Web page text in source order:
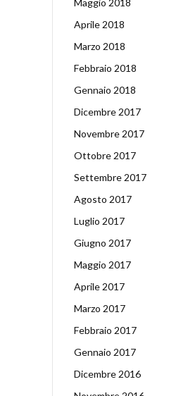
Maggio 2018
Aprile 2018
Marzo 2018
Febbraio 2018
Gennaio 2018
Dicembre 2017
Novembre 2017
Ottobre 2017
Settembre 2017
Agosto 2017
Luglio 2017
Giugno 2017
Maggio 2017
Aprile 2017
Marzo 2017
Febbraio 2017
Gennaio 2017
Dicembre 2016